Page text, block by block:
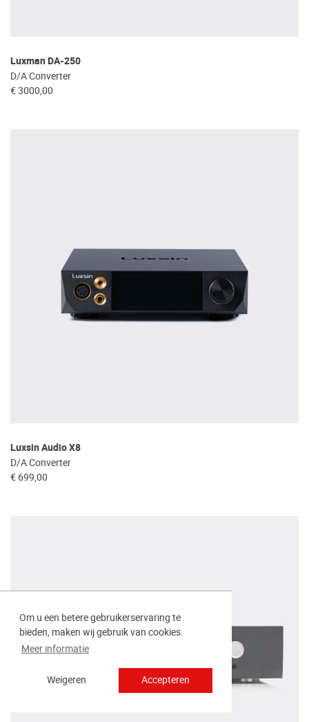
Om u een betere gebruikerservaring te
bieden, maken wij gebruik van cookies.
Meer informatie
Weigeren Accepteren
Luxman DA-250
D/A Converter
€ 3000,00
Luxsin Audio X8
D/A Converter
€ 699,00